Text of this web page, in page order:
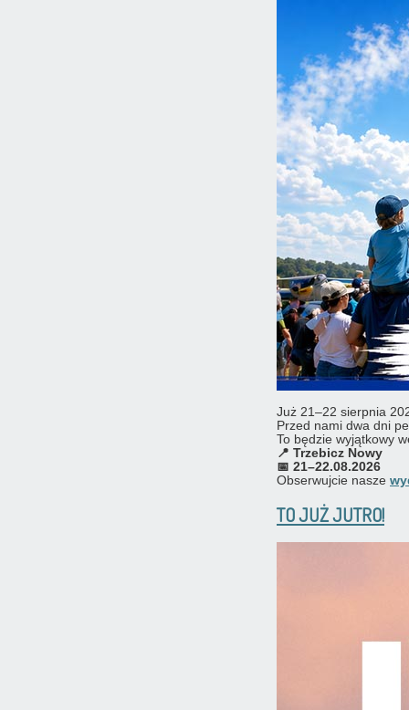
Już 21–22 sierpnia
Przed nami dwa dni
To będzie wyjątkowy
📍 Trzebicz Nowy
📅 21–22.08.2026
Obserwujcie nasze
TO JUŻ JUTRO!